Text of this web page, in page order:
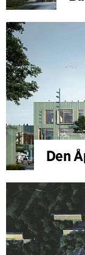
Den